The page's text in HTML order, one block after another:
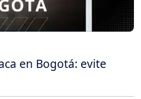
en Bogotá: evite